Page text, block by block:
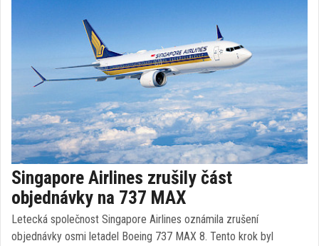
Singapore Airlines zrušily část
objednávky na 737 MAX
Letecká společnost Singapore Airlines oznámila zrušení
objednávky osmi letadel Boeing 737 MAX 8. Tento krok byl